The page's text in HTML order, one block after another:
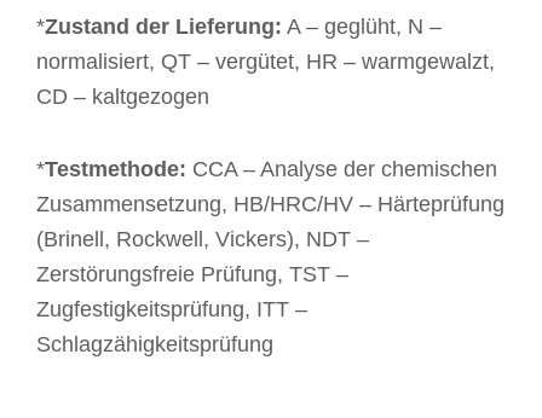
*Zustand der Lieferung: A – geglüht, N –
normalisiert, QT – vergütet, HR – warmgewalzt,
CD – kaltgezogen
*Testmethode: CCA – Analyse der chemischen
Zusammensetzung, HB/HRC/HV – Härteprüfung
(Brinell, Rockwell, Vickers), NDT –
Zerstörungsfreie Prüfung, TST –
Zugfestigkeitsprüfung, ITT –
Schlagzähigkeitsprüfung